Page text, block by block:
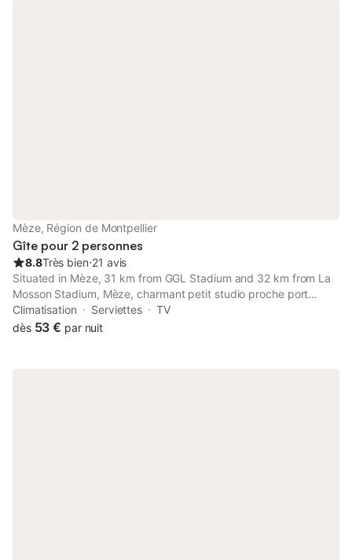
Mèze, Région de Montpellier
Gîte pour 2 personnes
8.8Très bien⋅21 avis
Situated in Mèze, 31 km from GGL Stadium and 32 km from La
Mosson Stadium, Mèze, charmant petit studio proche port
offers air conditioning.
Climatisation Serviettes
TV
dès 53 € par nuit